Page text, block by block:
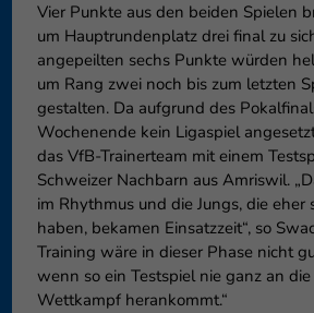
Vier Punkte aus den beiden Spielen
um Hauptrundenplatz drei final zu
angepeilten sechs Punkte würden
um Rang zwei noch bis zum letzten
gestalten. Da aufgrund des
Wochenende kein Ligaspiel
das VfB-Trainerteam mit einem
Schweizer Nachbarn aus Amriswil.
im Rhythmus und die Jungs, die eher
haben, bekamen Einsatzzeit“, so
Training wäre in dieser Phase nicht
wenn so ein Testspiel nie ganz an
Wettkampf herankommt.“